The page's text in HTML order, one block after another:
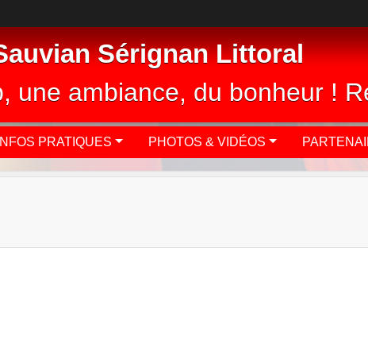
Sérignan Littoral
une ambiance, du bonheur !
INFOS PRATIQUES PHOTOS & VIDÉOS